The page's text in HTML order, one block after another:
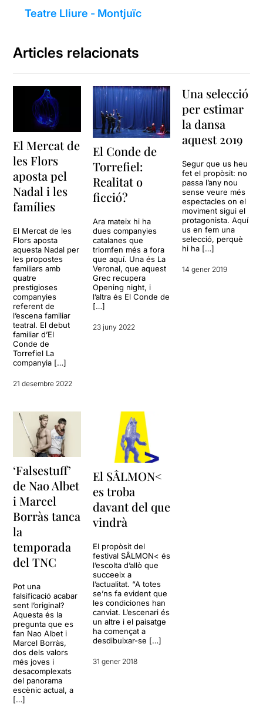
Teatre Lliure - Montjuïc
Articles relacionats
El Mercat de
les Flors
aposta pel
Nadal i les
famílies
El Mercat de les
Flors aposta
aquesta Nadal per
les propostes
familiars amb
quatre
prestigioses
companyies
referent de
l’escena familiar
teatral. El debut
familiar d’El
Conde de
Torrefiel La
companyia […]
21 desembre 2022
El Conde de
Torrefiel:
Realitat o
ficció?
Ara mateix hi ha
dues companyies
catalanes que
triomfen més a fora
que aquí. Una és La
Veronal, que aquest
Grec recupera
Opening night, i
l’altra és El Conde de
[…]
23 juny 2022
Una selecció
per estimar
la dansa
aquest 2019
Segur que us heu
fet el propòsit: no
passa l’any nou
sense veure més
espectacles on el
moviment sigui el
protagonista. Aquí
us en fem una
selecció, perquè
hi ha […]
14 gener 2019
‘Falsestuff’
de Nao Albet
i Marcel
Borràs tanca
la
temporada
del TNC
Pot una
falsificació acabar
sent l’original?
Aquesta és la
pregunta que es
fan Nao Albet i
Marcel Borràs,
dos dels valors
més joves i
desacomplexats
del panorama
escènic actual, a
[…]
El SÂLMON<
es troba
davant del que
vindrà
El propòsit del
festival SÂLMON< és
l’escolta d’allò que
succeeix a
l’actualitat. “A totes
se’ns fa evident que
les condiciones han
canviat. L’escenari és
un altre i el paisatge
ha començat a
desdibuixar-se […]
31 gener 2018